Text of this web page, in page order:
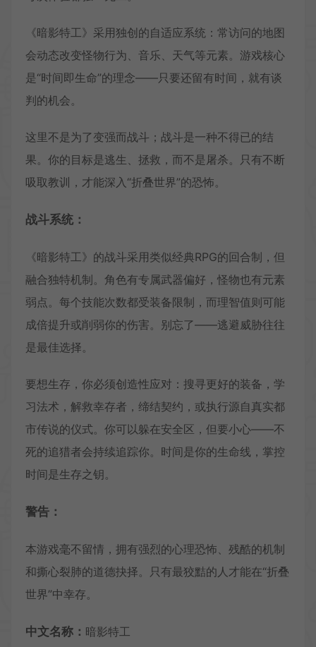
《暗影特工》采用独创的自适应系统：常访问的地图
会动态改变怪物行为、音乐、天气等元素。游戏核心
是“时间即生命”的理念——只要还留有时间，就有谈
判的机会。
这里不是为了变强而战斗；战斗是一种不得已的结
果。你的目标是逃生、拯救，而不是屠杀。只有不断
吸取教训，才能深入“折叠世界”的恐怖。
战斗系统：
《暗影特工》的战斗采用类似经典RPG的回合制，但
融合独特机制。角色有专属武器偏好，怪物也有元素
弱点。每个技能次数都受装备限制，而理智值则可能
成倍提升或削弱你的伤害。别忘了——逃避威胁往往
是最佳选择。
要想生存，你必须创造性应对：搜寻更好的装备，学
习法术，解救幸存者，缔结契约，或执行源自真实都
市传说的仪式。你可以躲在安全区，但要小心——不
死的追猎者会持续追踪你。时间是你的生命线，掌控
时间是生存之钥。
警告：
本游戏毫不留情，拥有强烈的心理恐怖、残酷的机制
和撕心裂肺的道德抉择。只有最狡黠的人才能在“折叠
世界”中幸存。
中文名称： 暗影特工